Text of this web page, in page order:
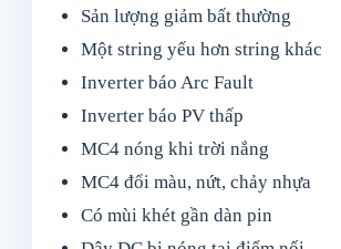
Sản lượng giảm bất thường
Một string yếu hơn string khác
Inverter báo Arc Fault
Inverter báo PV thấp
MC4 nóng khi trời nắng
MC4 đổi màu, nứt, chảy nhựa
Có mùi khét gần dàn pin